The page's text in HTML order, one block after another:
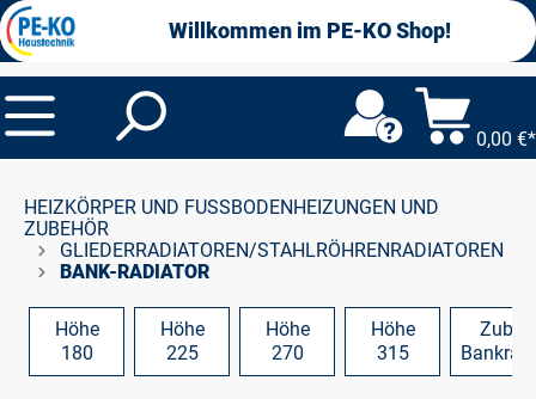
springen Willkommen im PE-KO Shop!
0,00 €*
HEIZKÖRPER UND FUSSBODENHEIZUNGEN UND Z
UBEHÖR
GLIEDERRADIATOREN/STAHLRÖHRENRADIATOREN
BANK-RADIATOR
Höhe
180
Höhe
225
Höhe
270
Höhe
315